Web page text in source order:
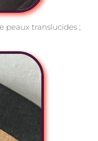
peaux translucides ;